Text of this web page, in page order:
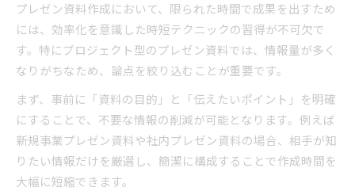
プレゼン資料作成において、限られた時間で成果を出すため
には、効率化を意識した時短テクニックの習得が不可欠で
す。特にプロジェクト型のプレゼン資料では、情報量が多く
なりがちなため、論点を絞り込むことが重要です。
まず、事前に「資料の目的」と「伝えたいポイント」を明確
にすることで、不要な情報の削減が可能となります。例えば
新規事業プレゼン資料や社内プレゼン資料の場合、相手が知
りたい情報だけを厳選し、簡潔に構成することで作成時間を
大幅に短縮できます。